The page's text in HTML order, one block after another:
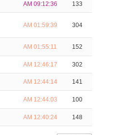
AM 09:12:36 133
AM 01:59:39 304
AM 01:55:11 152
AM 12:46:17 302
AM 12:44:14 141
AM 12:44:03 100
AM 12:40:24 148